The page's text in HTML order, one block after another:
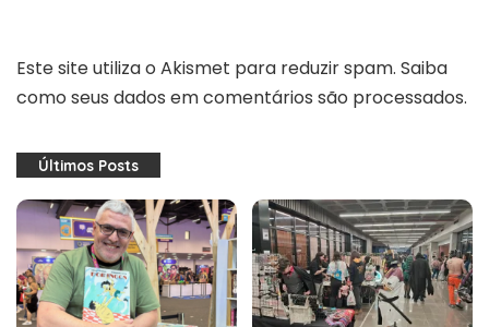
Este site utiliza o Akismet para reduzir spam. Saiba
como seus dados em comentários são processados.
Últimos Posts